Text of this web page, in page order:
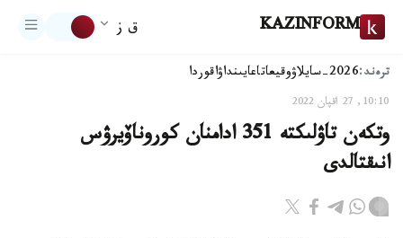
KAZINFORM ق ز
ترەند:2026-سايلاۋ وقيعاتاعايىنداۋاقوردا
10:10, 27 اقپان 2022
وتكەن تاۋلىكتە 351 ادامنان كوروناۆيرۋس
انىقتالدى